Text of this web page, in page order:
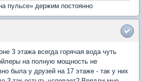
пульсе» держим постоянно
3 этажа всегда горячая вода чуть
на полную мощность не
была у друзей на 17 этаже - так у них